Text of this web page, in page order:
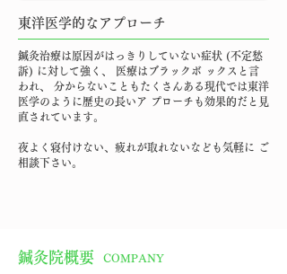
東洋医学的なアプローチ
鍼灸治療は原因がはっきりしていない症状 (不定愁
訴) に対して強く、 医療はブラックボ ックスと言
われ、 分からないこともたくさんある現代では東洋
医学のように歴史の長いア プローチも効果的だと見
直されています。
夜よく寝付けない、疲れが取れないなども気軽に ご
相談下さい。
鍼灸院概要 COMPANY